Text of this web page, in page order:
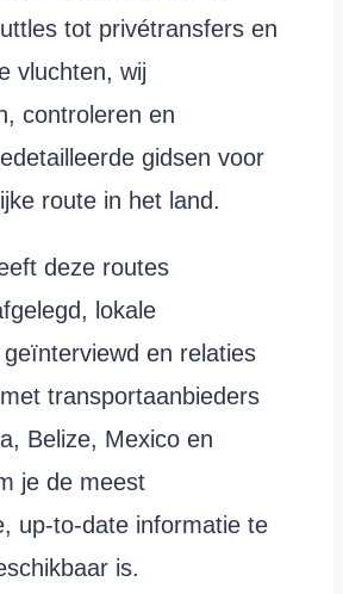
tot privétransfers en
vluchten, wij
controleren en
gidsen voor
route in het land.
deze routes
lokale
en relaties
transportaanbieders
Belize, Mexico en
je de meest
up-to-date informatie te
is.